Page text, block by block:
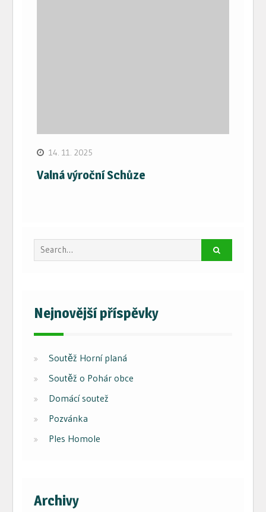
14. 11. 2025
Valná výroční Schůze
Search
for:
Nejnovější příspěvky
Soutěž Horní planá
Soutěž o Pohár obce
Domácí soutež
Pozvánka
Ples Homole
Archivy